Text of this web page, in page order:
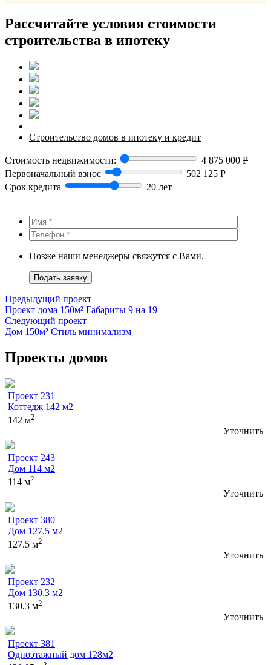
Рассчитайте условия стоимости
строительства в ипотеку
Строительство домов в ипотеку и кредит
Стоимость недвижимости: 4 875 000 Р
Первоначальный взнос
502 125 Р
Срок кредита
20 лет
Позже наши менеджеры свяжутся с Вами.
Подать заявку
Предыдущий проект
Проект дома 150м² Габариты 9 на 19
Следующий проект
Дом 150м² Стиль минимализм
Проекты домов
Проект 231
Коттедж 142 м2
142 м2
Уточнить
Проект 243
Дом 114 м2
114 м2
Уточнить
Проект 380
Дом 127.5 м2
127.5 м2
Уточнить
Проект 232
Дом 130,3 м2
130,3 м2
Уточнить
Проект 381
Одноэтажный дом 128м2